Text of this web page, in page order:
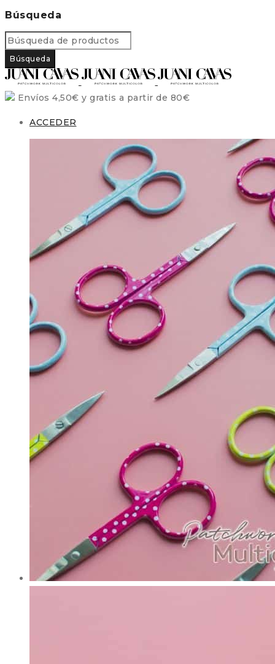
Búsqueda
Envíos 4,50€ y gratis a partir de 80€
ACCEDER